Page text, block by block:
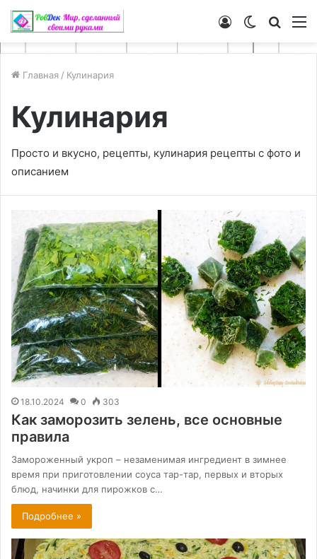
Switch
Войти
Главная / Кулинария
Кулинария
Просто и вкусно, рецепты, кулинария рецепты с фото и
описанием
18.10.2024 0 303
Как заморозить зелень, все основные
правила
Замороженный укроп – незаменимая ингредиент в зимнее
время при приготовлении соуса тар-тар, первых и вторых
блюд, начинки для пирожков с…
Подробнее »